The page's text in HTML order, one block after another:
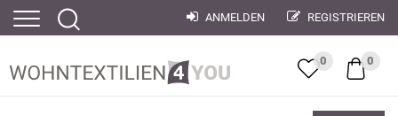
ANMELDEN REGISTRIEREN
0 0